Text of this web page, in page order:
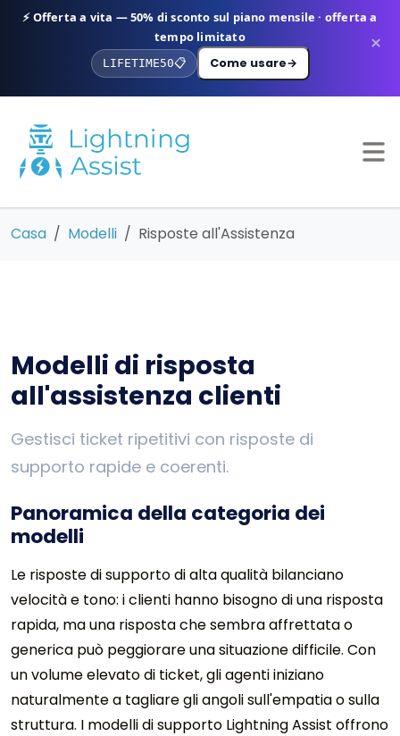
⚡ Offerta a vita — 50% di sconto sul piano mensile · offerta a
tempo limitato
LIFETIME50📋 Come usare→
×
Casa Modelli Risposte all'Assistenza
Modelli di risposta
all'assistenza clienti
Gestisci ticket ripetitivi con risposte di
supporto rapide e coerenti.
Panoramica della categoria dei
modelli
Le risposte di supporto di alta qualità bilanciano
velocità e tono: i clienti hanno bisogno di una risposta
rapida, ma una risposta che sembra affrettata o
generica può peggiorare una situazione difficile. Con
un volume elevato di ticket, gli agenti iniziano
naturalmente a tagliare gli angoli sull'empatia o sulla
struttura. I modelli di supporto Lightning Assist offrono